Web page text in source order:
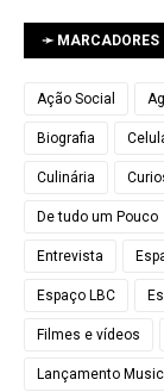
➛ MARCADORES
Ação Social
Biografia
Culinária
De tudo um Pouco
Entrevista
Espaço LBC
Filmes e vídeos
Lançamento